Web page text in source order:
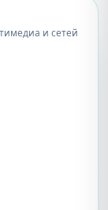
и сетей